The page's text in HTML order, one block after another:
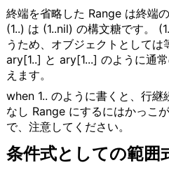
終端を省略した Range は終端
(1..) は (1..nil) の構文糖です。
うため、オブジェクトとしては
ary[1..] と ary[1...] のように通
えます。
when 1.. のように書くと、行
なし Range にするにはかっこ
で、注意してください。
条件式としての範囲